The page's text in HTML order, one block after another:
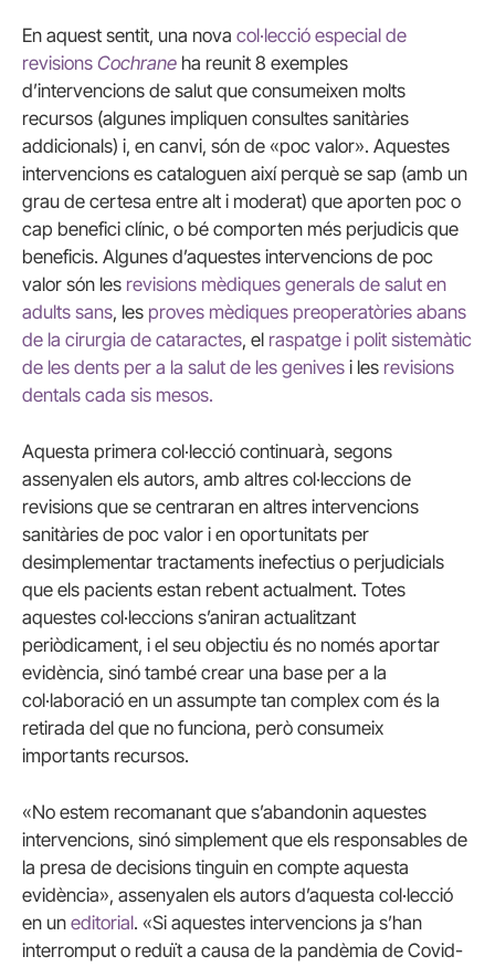
En aquest sentit, una nova col·lecció especial de
revisions Cochrane ha reunit 8 exemples
d’intervencions de salut que consumeixen molts
recursos (algunes impliquen consultes sanitàries
addicionals) i, en canvi, són de «poc valor». Aquestes
intervencions es cataloguen així perquè se sap (amb un
grau de certesa entre alt i moderat) que aporten poc o
cap benefici clínic, o bé comporten més perjudicis que
beneficis. Algunes d’aquestes intervencions de poc
valor són les revisions mèdiques generals de salut en
adults sans, les proves mèdiques preoperatòries abans
de la cirurgia de cataractes, el raspatge i polit sistemàtic
de les dents per a la salut de les genives i les revisions
dentals cada sis mesos.
Aquesta primera col·lecció continuarà, segons
assenyalen els autors, amb altres col·leccions de
revisions que se centraran en altres intervencions
sanitàries de poc valor i en oportunitats per
desimplementar tractaments inefectius o perjudicials
que els pacients estan rebent actualment. Totes
aquestes col·leccions s’aniran actualitzant
periòdicament, i el seu objectiu és no només aportar
evidència, sinó també crear una base per a la
col·laboració en un assumpte tan complex com és la
retirada del que no funciona, però consumeix
importants recursos.
«No estem recomanant que s’abandonin aquestes
intervencions, sinó simplement que els responsables de
la presa de decisions tinguin en compte aquesta
evidència», assenyalen els autors d’aquesta col·lecció
en un editorial. «Si aquestes intervencions ja s’han
interromput o reduït a causa de la pandèmia de Covid-